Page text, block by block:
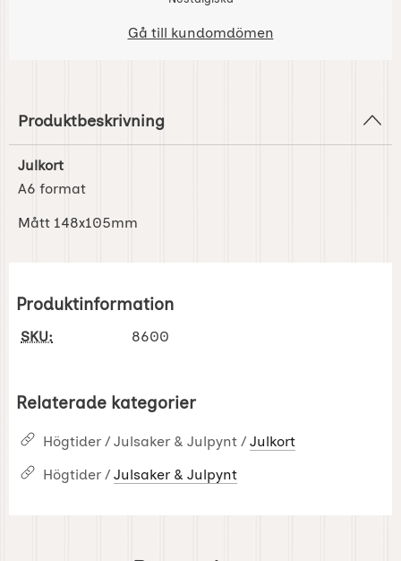
Gå till kundomdömen
Produktbeskrivning
Julkort
A6 format
Mått 148x105mm
Produktinformation
SKU: 8600
Relaterade kategorier
Högtider / Julsaker & Julpynt / Julkort
Högtider / Julsaker & Julpynt